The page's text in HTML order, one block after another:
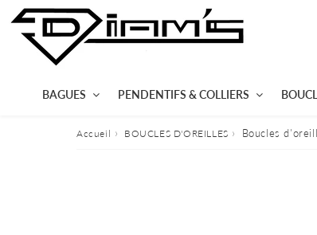
BAGUES PENDENTIFS & COLLIERS
Accueil › BOUCLES D'OREILLES › Boucles